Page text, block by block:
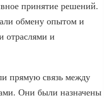
принятие решений.
обмену опытом и
отраслями и
прямую связь между
Они были назначены